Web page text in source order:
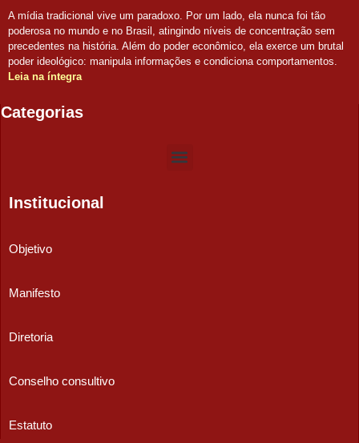
A mídia tradicional vive um paradoxo. Por um lado, ela nunca foi tão
poderosa no mundo e no Brasil, atingindo níveis de concentração sem
precedentes na história. Além do poder econômico, ela exerce um brutal
poder ideológico: manipula informações e condiciona comportamentos.
Leia na íntegra
Categorias
Institucional
Objetivo
Manifesto
Diretoria
Conselho consultivo
Estatuto